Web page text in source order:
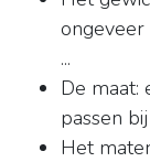
ongeveer
...
De maat:
passen
Het